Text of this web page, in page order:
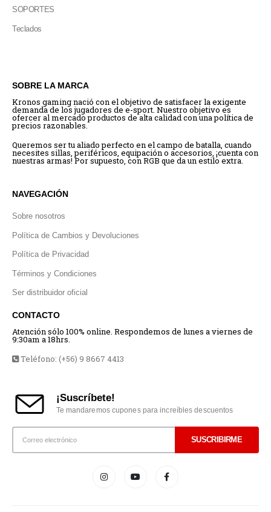
SOPORTES
Teclados
SOBRE LA MARCA
Kronos gaming nació con el objetivo de satisfacer la exigente
demanda de los jugadores de e-sport. Nuestro objetivo es
ofercer al mercado productos de alta calidad con una política de
precios razonables.
Queremos ser tu aliado perfecto en el campo de batalla, cuando
necesites sillas, periféricos, equipación o accesorios, ¡cuenta con
nuestras armas! Por supuesto, con RGB que da un estilo extra.
NAVEGACIÓN
Sobre nosotros
Política de Cambios y Devoluciones
Política de Privacidad
Términos y Condiciones
Ser distribuidor oficial
CONTACTO
Atención sólo 100% online. Respondemos de lunes a viernes de
9:30am a 18hrs.
Teléfono: (+56) 9 8667 4413
¡Suscríbete!
Te mandaremos cupones para increíbles descuentos